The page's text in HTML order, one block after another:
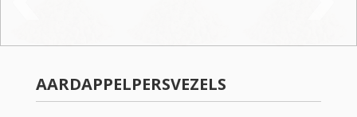
AARDAPPELPERSVEZELS